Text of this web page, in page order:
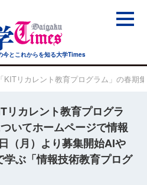
今とこれからを知る大学Times
KITリカレント教育プログラム」の春期
リカレント教育プログラ
いてホームページで情報
（月）より募集開始AIや
学ぶ「情報技術教育プログ